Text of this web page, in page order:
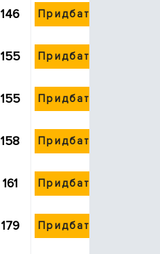
146 Придбати
155 Придбати
155 Придбати
158 Придбати
161 Придбати
179 Придбати